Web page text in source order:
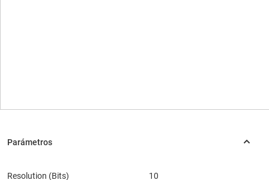
Resolution (Bits) 10